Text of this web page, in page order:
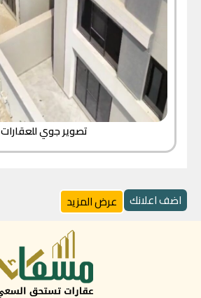
تصوير جوي للعقارات
اضف اعلانك عرض المزيد